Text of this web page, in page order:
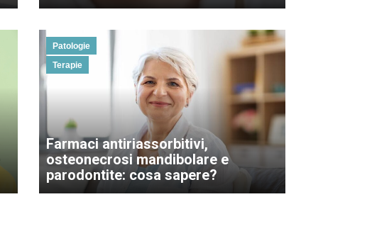
Patologie
Terapie
Farmaci antiriassorbitivi,
osteonecrosi mandibolare e
parodontite: cosa sapere?